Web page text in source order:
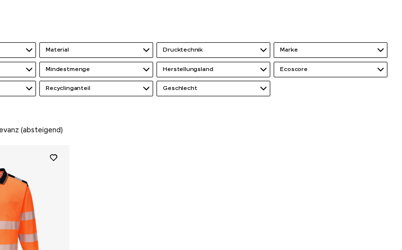
Material Drucktechnik Marke
Mindestmenge Herstellungsland Ecoscore
Recyclinganteil Geschlecht